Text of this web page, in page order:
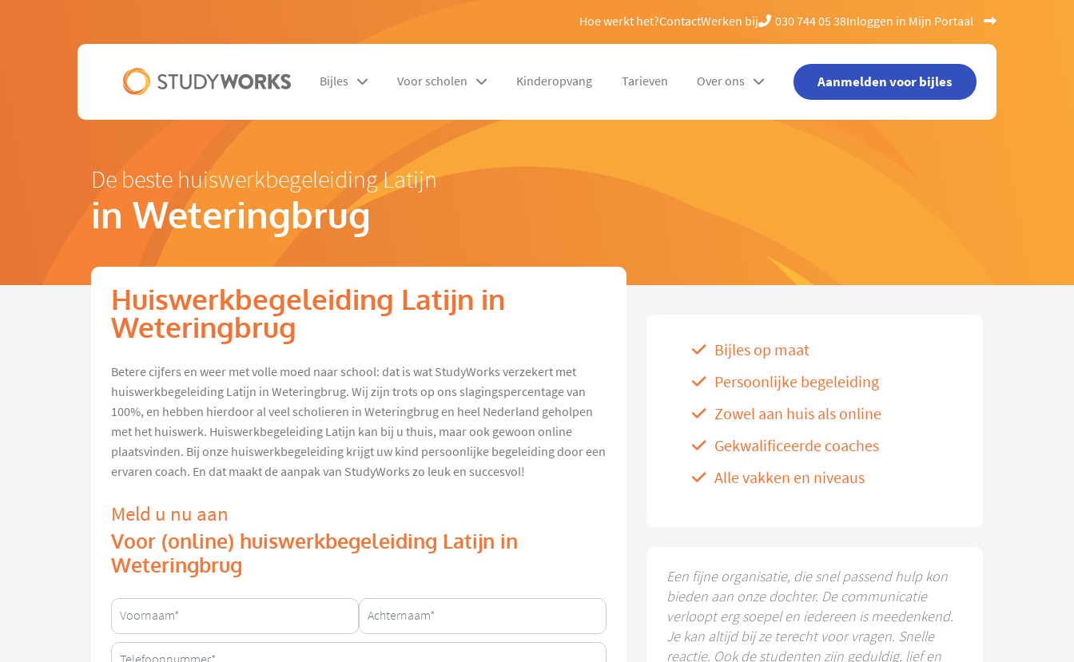
Hoe werkt het?ContactWerken bij 030 744 05 38Inloggen in Mijn Portaal
Bijles Voor scholen Kinderopvang Tarieven Over ons Aanmelden voor bijles
De beste huiswerkbegeleiding Latijn
in Weteringbrug
Huiswerkbegeleiding Latijn in
Weteringbrug
Betere cijfers en weer met volle moed naar school: dat is wat StudyWorks verzekert met
huiswerkbegeleiding Latijn in Weteringbrug. Wij zijn trots op ons slagingspercentage van
100%, en hebben hierdoor al veel scholieren in Weteringbrug en heel Nederland geholpen
met het huiswerk. Huiswerkbegeleiding Latijn kan bij u thuis, maar ook gewoon online
plaatsvinden. Bij onze huiswerkbegeleiding krijgt uw kind persoonlijke begeleiding door een
ervaren coach. En dat maakt de aanpak van StudyWorks zo leuk en succesvol!
Meld u nu aan
Voor (online) huiswerkbegeleiding Latijn in
Weteringbrug
Bijles op maat
Persoonlijke begeleiding
Zowel aan huis als online
Gekwalificeerde coaches
Alle vakken en niveaus
Een fijne organisatie, die snel passend hulp kon
bieden aan onze dochter. De communicatie
verloopt erg soepel en iedereen is meedenkend.
Je kan altijd bij ze terecht voor vragen. Snelle
reactie. Ook de studenten zijn geduldig, lief en